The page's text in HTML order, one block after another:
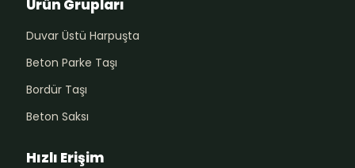
Ürün Grupları
Duvar Üstü Harpuşta
Beton Parke Taşı
Bordür Taşı
Beton Saksı
Hızlı Erişim